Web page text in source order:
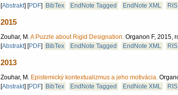
[Abstrakt] [PDF] BibTex EndNote Tagged EndNote XML RIS
2015
Zouhar, M. A Puzzle about Rigid Designation. Organon F, 2015,
[Abstrakt] [PDF] BibTex EndNote Tagged EndNote XML RIS
2013
Zouhar, M. Epistemický kontextualizmus a jeho motivácia.
[Abstrakt] [PDF] BibTex EndNote Tagged EndNote XML RIS